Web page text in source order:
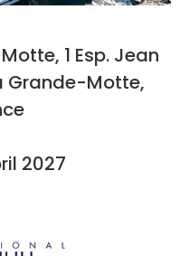
1 Esp. Jean
Grande-Motte,
2027